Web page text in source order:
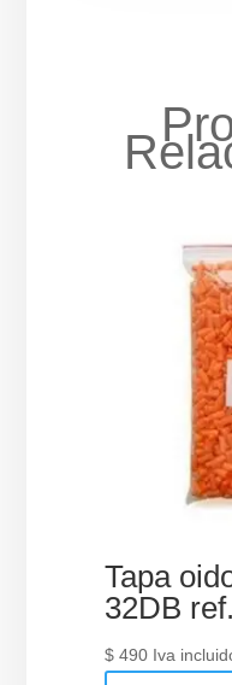
Tapa
32DB
$490 Iva